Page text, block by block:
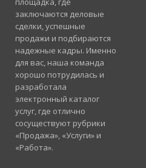
заключаются деловые
сделки, успешные
продажи и подбираются
надежные кадры. Именно
для вас, наша команда
хорошо потрудилась и
разработала
электронный каталог
услуг, где отлично
сосуществуют рубрики
«Продажа», «Услуги» и
«Работа».